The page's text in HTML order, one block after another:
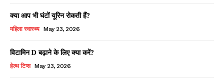
क्या आप भी घंटों यूरिन रोकती हैं?
महिला स्वास्थ्य May 23, 2026
विटामिन D बढ़ाने के लिए क्या करें?
हेल्थ टिप्स May 23, 2026